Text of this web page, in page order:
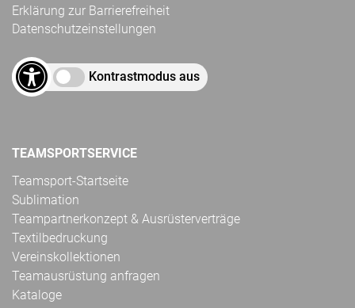
Erklärung zur Barrierefreiheit
Datenschutzeinstellungen
Kontrastmodus aus
TEAMSPORTSERVICE
Teamsport-Startseite
Sublimation
Teampartnerkonzept & Ausrüsterverträge
Textilbedruckung
Vereinskollektionen
Teamausrüstung anfragen
Kataloge